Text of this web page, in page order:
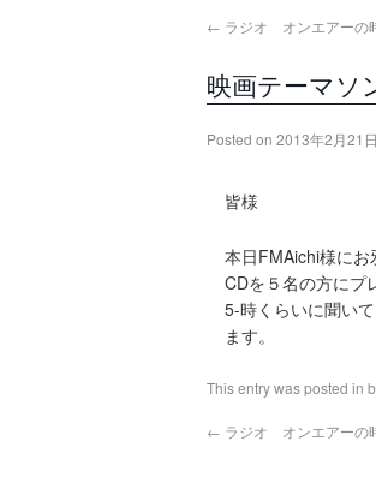
← ラジオ オンエアーの
映画テーマソ
Posted on 2013年2月21日
皆様
本日FMAichi様に
CDを５名の方にプ
5-時くらいに聞い
ます。
This entry was posted in
← ラジオ オンエアーの